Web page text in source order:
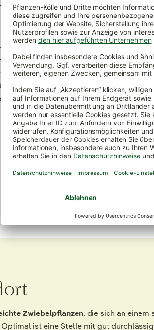
, die einfach zum Frühling
Nicht nur für uns
Sorte eignen sich die Krokusse zum
Krokus gehört zur Familie der
die im Zimmer oder auf dem Balkon
Zwiebelpflanzen, die sich an
ist eine Stelle mit gut